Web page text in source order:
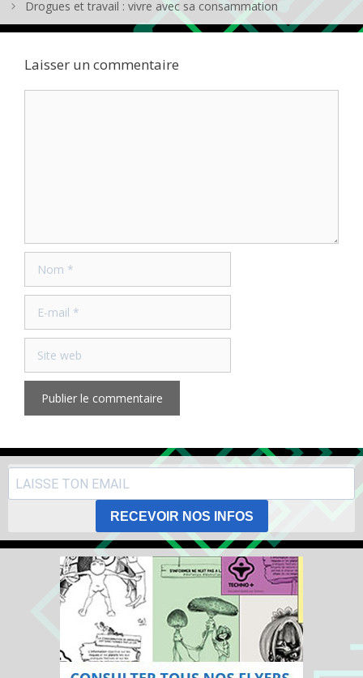
Drogues et travail : vivre avec sa consammation
Laisser un commentaire
mail
web
RECEVOIR NOS INFOS